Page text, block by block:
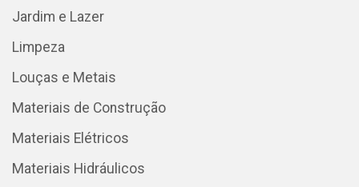
Jardim e Lazer
Limpeza
Louças e Metais
Materiais de Construção
Materiais Elétricos
Materiais Hidráulicos